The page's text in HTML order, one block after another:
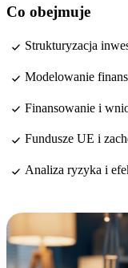
Co obejmuje
Strukturyzacja
Modelowanie
Finansowanie i
Fundusze UE i
Analiza ryzyka i